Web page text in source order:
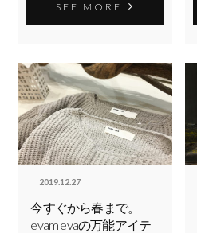
SEE MORE
2019.12.27
今すぐから春まで。
evam evaの万能アイテ